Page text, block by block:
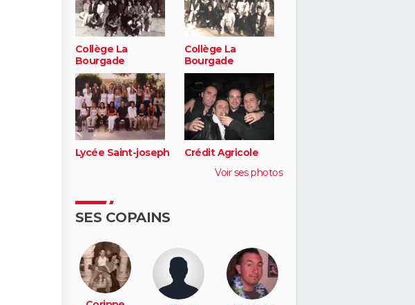
Collège La
Bourgade
Collège La
Bourgade
Lycée Saint-joseph
Crédit Agricole
Voir ses photos
SES COPAINS